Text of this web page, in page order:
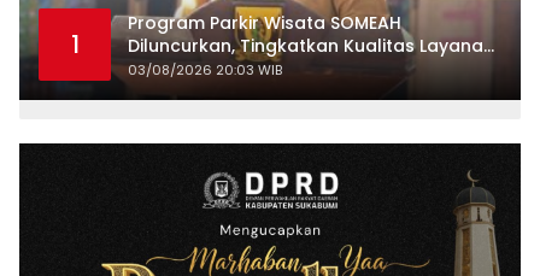
1
Program Parkir Wisata SOMEAH
Diluncurkan, Tingkatkan Kualitas Layanan
Kepariwisataan
03/08/2026 20:03 WIB